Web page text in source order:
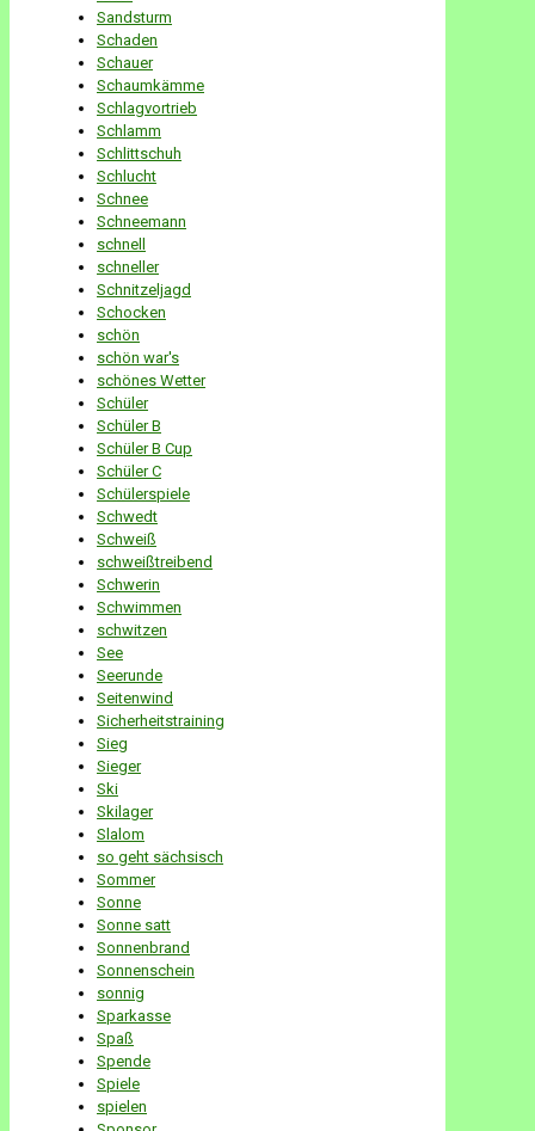
Sandsturm
Schaden
Schauer
Schaumkämme
Schlagvortrieb
Schlamm
Schlittschuh
Schlucht
Schnee
Schneemann
schnell
schneller
Schnitzeljagd
Schocken
schön
schön war's
schönes Wetter
Schüler
Schüler B
Schüler B Cup
Schüler C
Schülerspiele
Schwedt
Schweiß
schweißtreibend
Schwerin
Schwimmen
schwitzen
See
Seerunde
Seitenwind
Sicherheitstraining
Sieg
Sieger
Ski
Skilager
Slalom
so geht sächsisch
Sommer
Sonne
Sonne satt
Sonnenbrand
Sonnenschein
sonnig
Sparkasse
Spaß
Spende
Spiele
spielen